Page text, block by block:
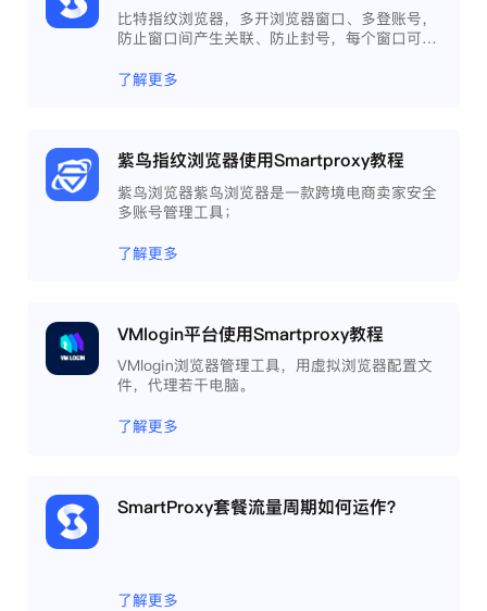
比特指纹浏览器，多开浏览器窗口、多登账号，
防止窗口间产生关联、防止封号，每个窗口可以
相互间完全环境独立、隔离，避免关联封号。
了解更多
紫鸟指纹浏览器使用Smartproxy教程
紫鸟浏览器紫鸟浏览器是一款跨境电商卖家安全
多账号管理工具；
了解更多
VMlogin平台使用Smartproxy教程
VMlogin浏览器管理工具，用虚拟浏览器配置文
件，代理若干电脑。
了解更多
SmartProxy套餐流量周期如何运作？
了解更多